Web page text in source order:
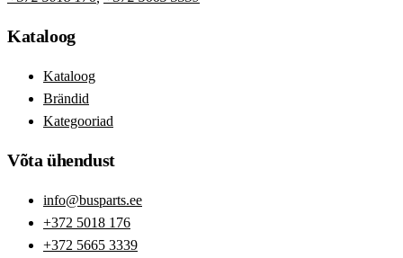
Kataloog
Kataloog
Brändid
Kategooriad
Võta ühendust
info@busparts.ee
+372 5018 176
+372 5665 3339